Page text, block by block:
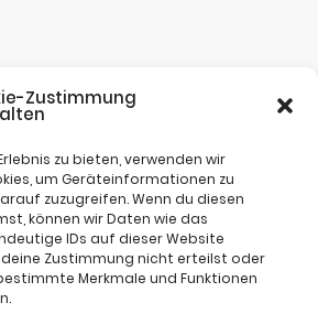
Zustimmung
zu bieten, verwenden wir
um Geräteinformationen zu
zuzugreifen. Wenn du diesen
können wir Daten wie das
IDs auf dieser Website
Zustimmung nicht erteilst oder
Merkmale und Funktionen